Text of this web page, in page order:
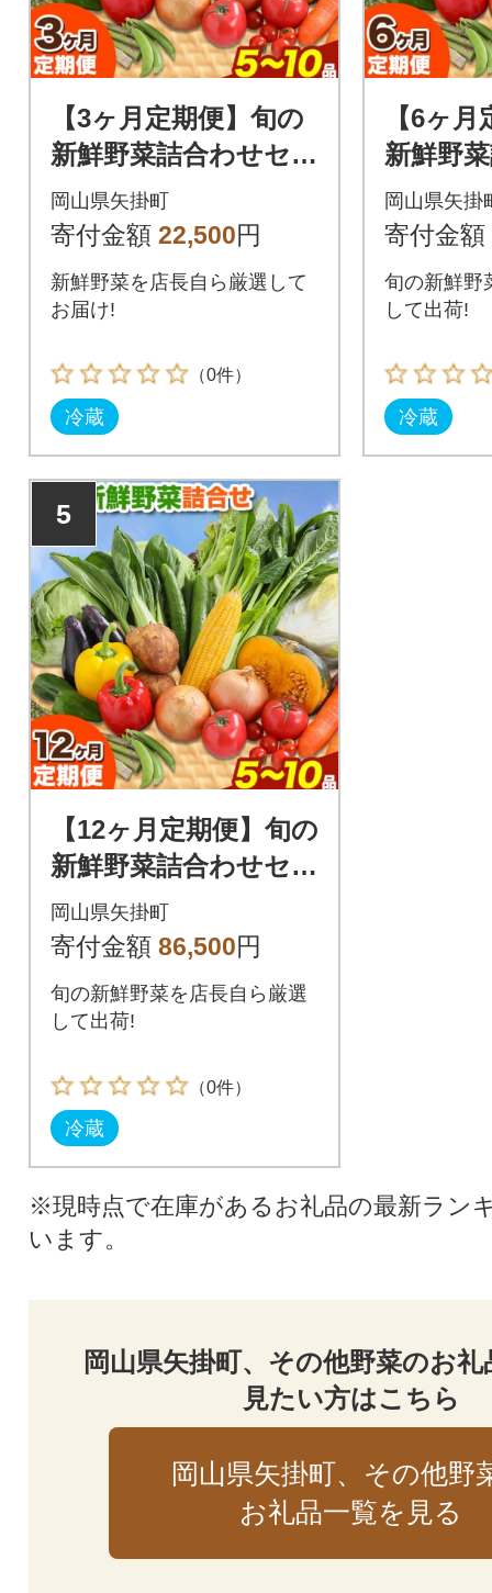
【3ヶ月定期便】旬の
新鮮野菜詰合わせセッ
ト野菜5～10品目入
《お申込み月の翌月か
岡山県矢掛町
寄付金額 22,500円
新鮮野菜を店長自ら厳選して
お届け!
（0件）
冷蔵
【6ヶ
新鮮野
ト野菜5
申込み
岡山県矢掛
寄付金額
旬の新鮮野
して出荷!
冷蔵
5
【12ヶ月定期便】旬の
新鮮野菜詰合わせセッ
ト野菜5～10品目《お
申込み月の翌月から出
岡山県矢掛町
寄付金額 86,500円
旬の新鮮野菜を店長自ら厳選
して出荷!
（0件）
冷蔵
※現時点で在庫があるお礼品の最新ラン
います。
岡山県矢掛町、その他野菜のお
見たい方はこちら
岡山県矢掛町、その他野
お礼品一覧を見る